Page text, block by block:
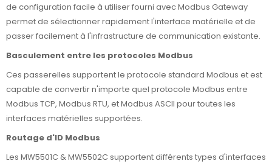
de configuration facile à utiliser fourni avec Modbus Gateway
permet de sélectionner rapidement l'interface matérielle et de
passer facilement à l'infrastructure de communication existante.
Basculement entre les protocoles Modbus
Ces passerelles supportent le protocole standard Modbus et est
capable de convertir n'importe quel protocole Modbus entre
Modbus TCP, Modbus RTU, et Modbus ASCII pour toutes les
interfaces matérielles supportées.
Routage d'ID Modbus
Les MW5501C & MW5502C supportent différents types d'interfaces